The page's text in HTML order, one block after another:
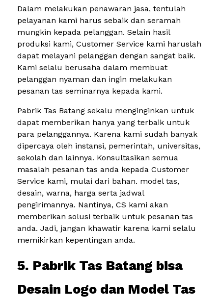
Dalam melakukan penawaran jasa, tentulah
pelayanan kami harus sebaik dan seramah
mungkin kepada pelanggan. Selain hasil
produksi kami, Customer Service kami haruslah
dapat melayani pelanggan dengan sangat baik.
Kami selalu berusaha dalam membuat
pelanggan nyaman dan ingin melakukan
pesanan tas seminarnya kepada kami.
Pabrik Tas Batang sekalu menginginkan untuk
dapat memberikan hanya yang terbaik untuk
para pelanggannya. Karena kami sudah banyak
dipercaya oleh instansi, pemerintah, universitas,
sekolah dan lainnya. Konsultasikan semua
masalah pesanan tas anda kepada Customer
Service kami, mulai dari bahan. model tas,
desain, warna, harga serta jadwal
pengirimannya. Nantinya, CS kami akan
memberikan solusi terbaik untuk pesanan tas
anda. Jadi, jangan khawatir karena kami selalu
memikirkan kepentingan anda.
5. Pabrik Tas Batang bisa
Desain Logo dan Model Tas